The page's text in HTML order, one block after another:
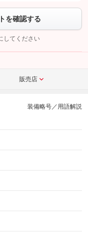
い合わせを
を確認する
してください
販売店
装備略号／用語解説